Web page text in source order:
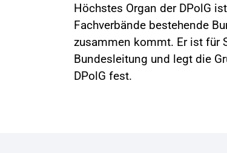
Höchstes Organ der DPolG
Fachverbände bestehende
zusammen kommt. Er ist für
Bundesleitung und legt die
DPolG fest.